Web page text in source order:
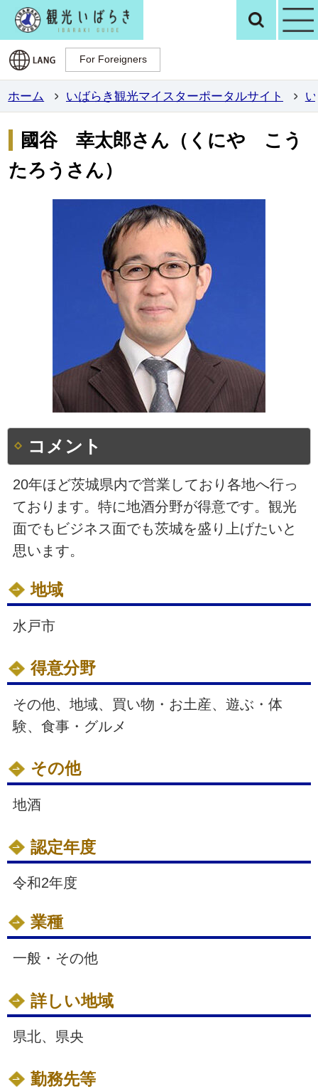
観光いばらき検
For Foreigners
For Foreigners
ホーム いばらき観光マイスターポータルサイト
國谷 幸太郎さん（くにや こう
たろうさん）
コメント
20年ほど茨城県内で営業しており各地へ行っ
ております。特に地酒分野が得意です。観光
面でもビジネス面でも茨城を盛り上げたいと
思います。
地域
水戸市
得意分野
その他、地域、買い物・お土産、遊ぶ・体
験、食事・グルメ
その他
地酒
認定年度
令和2年度
業種
一般・その他
詳しい地域
県北、県央
勤務先等